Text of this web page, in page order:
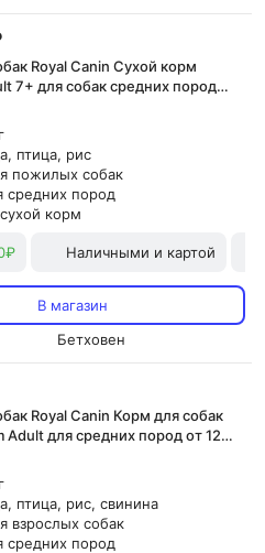
Royal Canin Сухой корм
7+ для собак средних пород
15кг
птица, рис
пожилых собак
средних пород
сухой корм
Наличными и картой
В магазин
Бетховен
Royal Canin Корм для собак
Adult для средних пород от 12
лет сух.15кг
птица, рис, свинина
взрослых собак
средних пород